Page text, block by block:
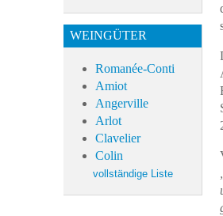
WEINGÜTER
Romanée-Conti
Amiot
Angerville
Arlot
Clavelier
Colin